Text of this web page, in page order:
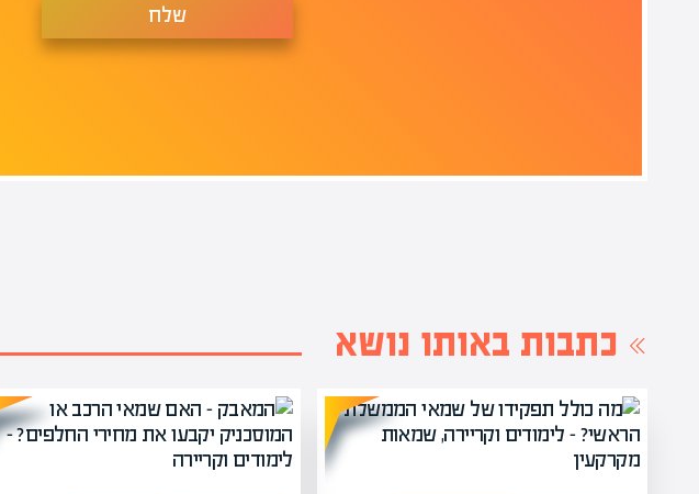
שלח
כתבות באותו נושא